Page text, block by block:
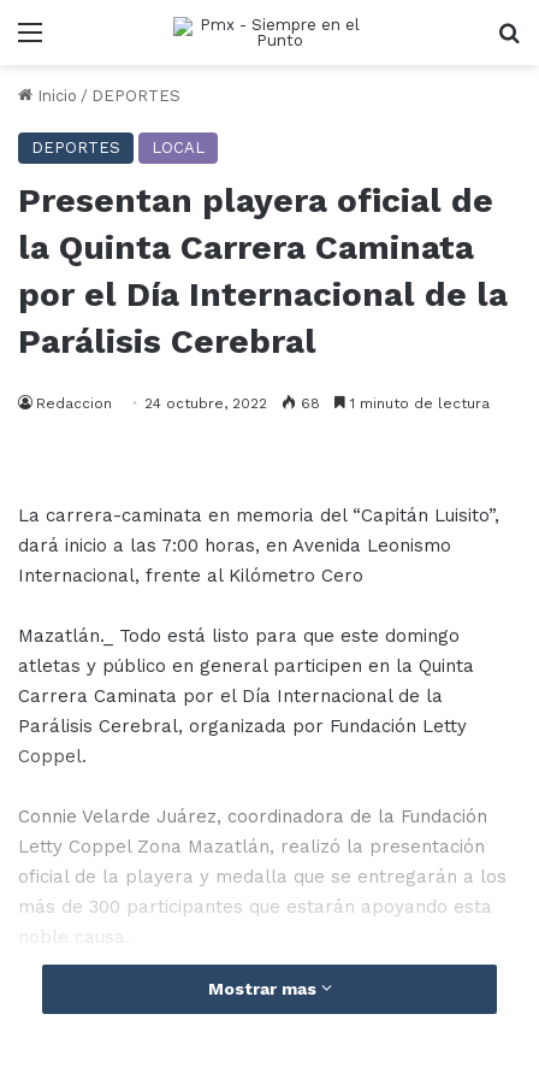
Menu
Inicio / DEPORTES
DEPORTES LOCAL
Presentan playera oficial de
la Quinta Carrera Caminata
por el Día Internacional de la
Parálisis Cerebral
Redaccion 24 octubre, 2022 68 1 minuto de lectura
La carrera-caminata en memoria del “Capitán Luisito”,
dará inicio a las 7:00 horas, en Avenida Leonismo
Internacional, frente al Kilómetro Cero
Mazatlán._ Todo está listo para que este domingo
atletas y público en general participen en la Quinta
Carrera Caminata por el Día Internacional de la
Parálisis Cerebral, organizada por Fundación Letty
Coppel.
Connie Velarde Juárez, coordinadora de la Fundación
Letty Coppel Zona Mazatlán, realizó la presentación
oficial de la playera y medalla que se entregarán a los
más de 300 participantes que estarán apoyando esta
noble causa.
Mostrar mas